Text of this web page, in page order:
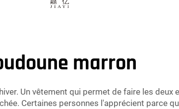
marron
Un vêtement qui permet de faire les
Certaines personnes l'apprécient parce